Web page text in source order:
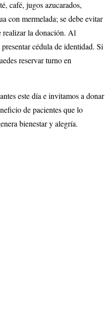
café, jugos azucarados,
con mermelada; se debe evitar
realizar la donación. Al
cédula de identidad. Si
reservar turno en
este día e invitamos a donar
de pacientes que lo
bienestar y alegría.